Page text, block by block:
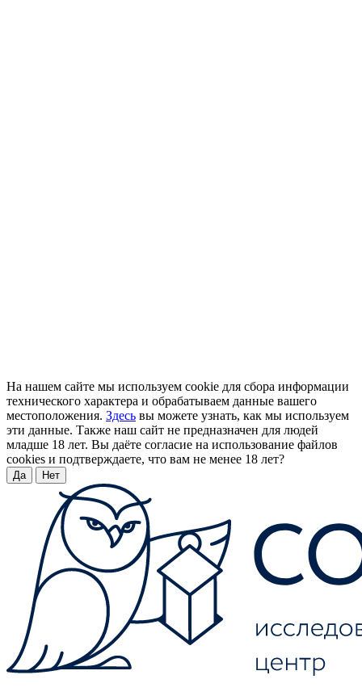
На нашем сайте мы используем cookie для сбора информации
технического характера и обрабатываем данные вашего
местоположения. Здесь вы можете узнать, как мы используем
эти данные. Также наш сайт не предназначен для людей
младше 18 лет. Вы даёте согласие на использование файлов
cookies и подтверждаете, что вам не менее 18 лет?
Да Нет